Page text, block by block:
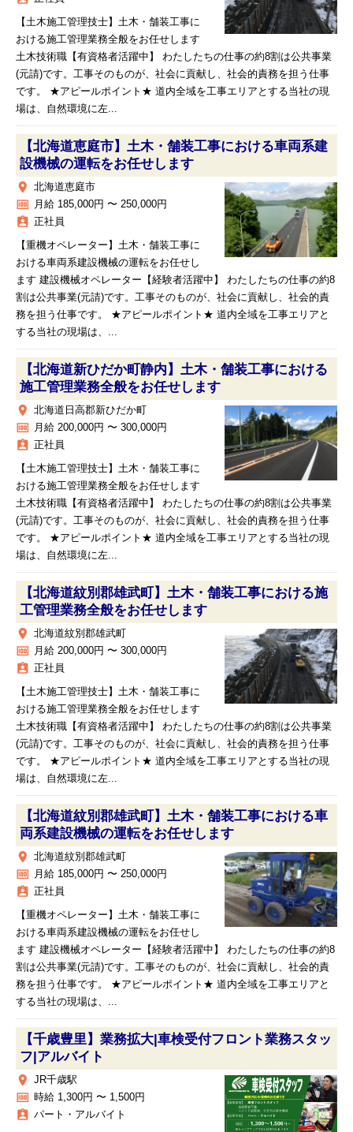
【土木施工管理技士】土木・舗装工事に
おける施工管理業務全般をお任せします
土木技術職【有資格者活躍中】 わたしたちの仕事の約8割は公共事業
(元請)です。工事そのものが、社会に貢献し、社会的責務を担う仕事
です。 ★アピールポイント★ 道内全域を工事エリアとする当社の現
場は、自然環境に左...
【北海道恵庭市】土木・舗装工事における車両系建
設機械の運転をお任せします
place 北海道恵庭市
money 月給 185,000円 〜 250,000円
assignment_ind 正社員
【重機オペレーター】土木・舗装工事に
おける車両系建設機械の運転をお任せし
ます 建設機械オペレーター【経験者活躍中】 わたしたちの仕事の約8
割は公共事業(元請)です。工事そのものが、社会に貢献し、社会的責
務を担う仕事です。 ★アピールポイント★ 道内全域を工事エリアと
する当社の現場は、...
【北海道新ひだか町静内】土木・舗装工事における
施工管理業務全般をお任せします
place 北海道日高郡新ひだか町
money 月給 200,000円 〜 300,000円
assignment_ind 正社員
【土木施工管理技士】土木・舗装工事に
おける施工管理業務全般をお任せします
土木技術職【有資格者活躍中】 わたしたちの仕事の約8割は公共事業
(元請)です。工事そのものが、社会に貢献し、社会的責務を担う仕事
です。 ★アピールポイント★ 道内全域を工事エリアとする当社の現
場は、自然環境に左...
【北海道紋別郡雄武町】土木・舗装工事における施
工管理業務全般をお任せします
place 北海道紋別郡雄武町
money 月給 200,000円 〜 300,000円
assignment_ind 正社員
【土木施工管理技士】土木・舗装工事に
おける施工管理業務全般をお任せします
土木技術職【有資格者活躍中】 わたしたちの仕事の約8割は公共事業
(元請)です。工事そのものが、社会に貢献し、社会的責務を担う仕事
です。 ★アピールポイント★ 道内全域を工事エリアとする当社の現
場は、自然環境に左...
【北海道紋別郡雄武町】土木・舗装工事における車
両系建設機械の運転をお任せします
place 北海道紋別郡雄武町
money 月給 185,000円 〜 250,000円
assignment_ind 正社員
【重機オペレーター】土木・舗装工事に
おける車両系建設機械の運転をお任せし
ます 建設機械オペレーター【経験者活躍中】 わたしたちの仕事の約8
割は公共事業(元請)です。工事そのものが、社会に貢献し、社会的責
務を担う仕事です。 ★アピールポイント★ 道内全域を工事エリアと
する当社の現場は、...
【千歳豊里】業務拡大|車検受付フロント業務スタッ
フ|アルバイト
place JR千歳駅
money 時給 1,300円 〜 1,500円
assignment_ind パート・アルバイト